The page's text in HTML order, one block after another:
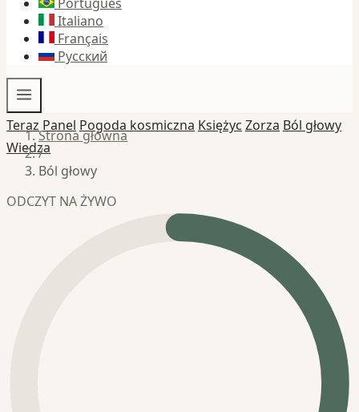
Italiano
Français
Русский
Teraz Panel Pogoda kosmiczna Księżyc Zorza Ból głowy
Wiedza
Strona główna
/
Ból głowy
ODCZYT NA ŻYWO